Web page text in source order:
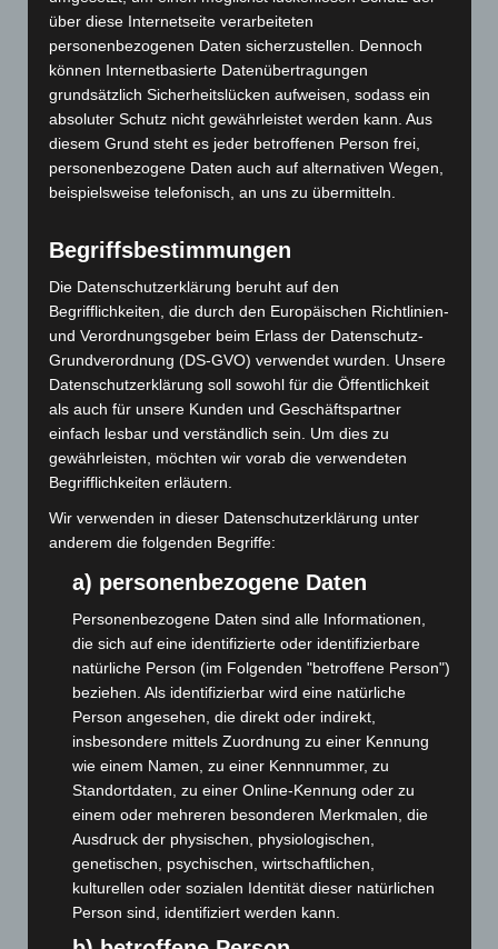
August 2026 (14)
Juli 2026(73)
Juni 2026 (139)
Mai 2026(99)
April 2026(99)
März 2026(115)
Januar 2026(122)
Dezember 2025(103)
November 2025(114)
Oktober 2025(112)
September 2025(93)
August 2025(90)
Juli 2025 (90)
Juni 2025(103)
Mai 2025(112)
April 2025 (88)
März 2025(111)
Februar 2025(96)
Januar 2025 (88)
Dezember 2024 (89)
November 2024(94)
Oktober 2024(93)
September 2024
August 2024(107)
Juli 2024(89)
Juni 2024(107)
Mai 2024(149)
über diese Internetseite verarbeiteten
personenbezogenen Daten sicherzustellen. Dennoch
können Internetbasierte Datenübertragungen
grundsätzlich Sicherheitslücken aufweisen, sodass ein
absoluter Schutz nicht gewährleistet werden kann. Aus
diesem Grund steht es jeder betroffenen Person frei,
personenbezogene Daten auch auf alternativen Wegen,
beispielsweise telefonisch, an uns zu übermitteln.
Begriffsbestimmungen
Die Datenschutzerklärung beruht auf den
Begrifflichkeiten, die durch den Europäischen Richtlinien-
und Verordnungsgeber beim Erlass der Datenschutz-
Grundverordnung (DS-GVO) verwendet wurden. Unsere
Datenschutzerklärung soll sowohl für die Öffentlichkeit
als auch für unsere Kunden und Geschäftspartner
einfach lesbar und verständlich sein. Um dies zu
gewährleisten, möchten wir vorab die verwendeten
Begrifflichkeiten erläutern.
Wir verwenden in dieser Datenschutzerklärung unter
anderem die folgenden Begriffe:
a) personenbezogene Daten
Personenbezogene Daten sind alle Informationen,
die sich auf eine identifizierte oder identifizierbare
natürliche Person (im Folgenden "betroffene Person")
beziehen. Als identifizierbar wird eine natürliche
Person angesehen, die direkt oder indirekt,
insbesondere mittels Zuordnung zu einer Kennung
wie einem Namen, zu einer Kennnummer, zu
Standortdaten, zu einer Online-Kennung oder zu
einem oder mehreren besonderen Merkmalen, die
Ausdruck der physischen, physiologischen,
genetischen, psychischen, wirtschaftlichen,
kulturellen oder sozialen Identität dieser natürlichen
Person sind, identifiziert werden kann.